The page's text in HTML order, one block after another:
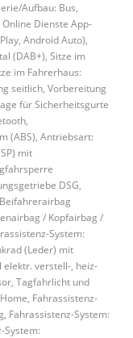
Aufbau: Bus,
Dienste App-
Android Auto),
(DAB+), Sitze im
im Fahrerhaus:
seitlich, Vorbereitung
für Sicherheitsgurte
(ABS), Antriebsart:
mit
DSG,
/ Kopfairbag /
System:
(Leder) mit
elektr. verstell-, heiz-
Tagfahrlicht und
Fahrassistenz-
Fahrassistenz-System:
System: